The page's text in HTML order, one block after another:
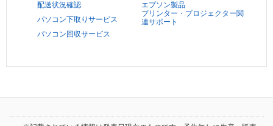
配送状況確認
パソコン下取りサービス
パソコン回収サービス
エプソン製品
プリンター・プロジェクター関
連サポート